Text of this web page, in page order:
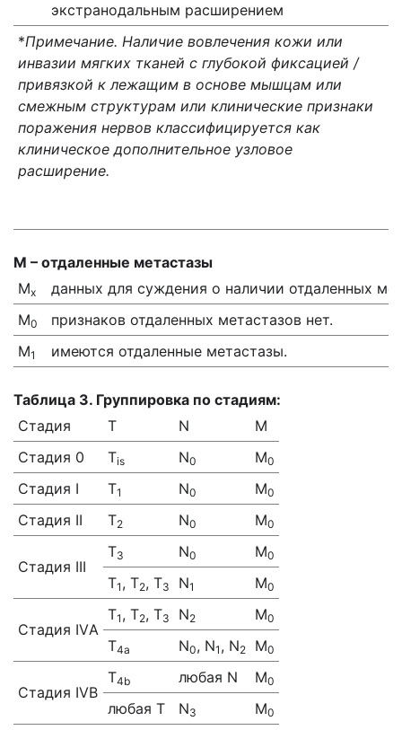
экстранодальным расширением
*Примечание. Наличие вовлечения кожи или
инвазии мягких тканей с глубокой фиксацией /
привязкой к лежащим в основе мышцам или
смежным структурам или клинические признаки
поражения нервов классифицируется как
клиническое дополнительное узловое
расширение.
М – отдаленные метастазы
Мх
данных для суждения о наличии отдаленных
М0
признаков отдаленных метастазов нет.
М1 имеются отдаленные метастазы.
Таблица 3. Группировка по стадиям:
Стадия
Т N
M
Стадия 0
Tis N0 M0
Стадия I T1 N0 M0
Стадия II T2 N0 M0
Стадия III
T3 N0 M0
T1 , T2, T3 N1 M0
Стадия IVА
T1 , T2, T3 N2 M0
T4a N0, N1 , N2 M0
Стадия IVB
T4b любая N M0
любая T N3 M0